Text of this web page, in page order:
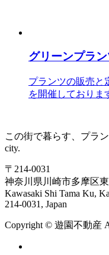
グリーンプラン
プランツの販売と
を開催しておりま
この街で暮らす、プラン
city.
〒214-0031
神奈川県川崎市多摩区
Kawasaki Shi Tama Ku,
214-0031, Japan
Copyright © 遊園不動産